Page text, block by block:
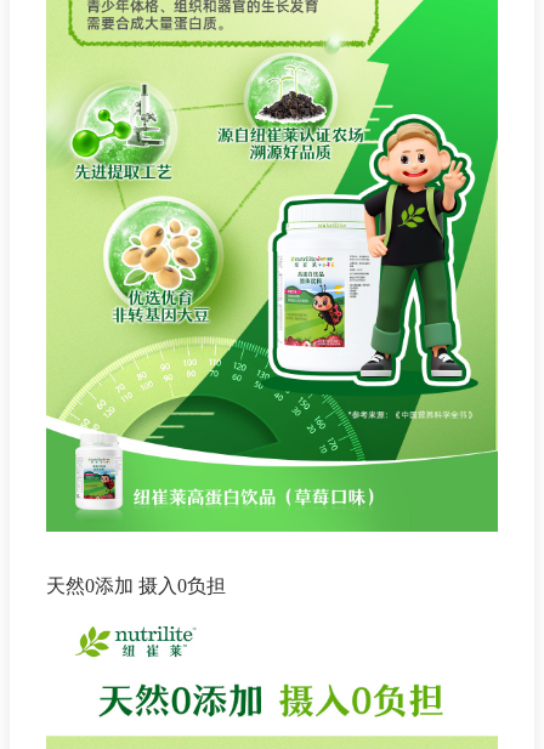
天然0添加 摄入0负担